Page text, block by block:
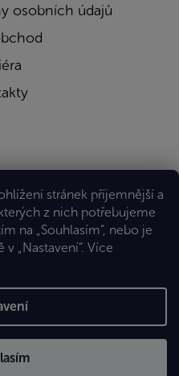
stránek příjemnější a
z nich potřebujeme
na „Souhlasím“, nebo je
„Nastavení“. Více
osobních údajů
Premium
spol. s r.o.. Všechna